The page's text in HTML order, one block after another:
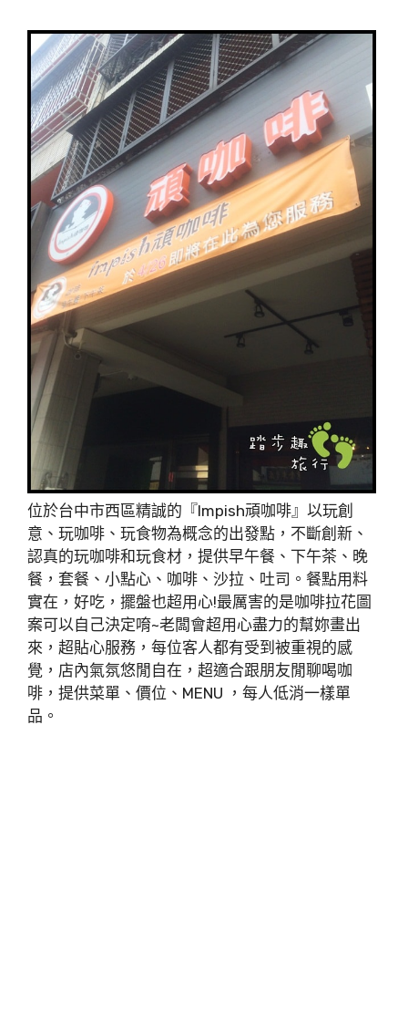
位於台中市西區精誠的『Impish頑咖啡』以玩創
意、玩咖啡、玩食物為概念的出發點，不斷創新、
認真的玩咖啡和玩食材，提供早午餐、下午茶、晚
餐，套餐、小點心、咖啡、沙拉、吐司。餐點用料
實在，好吃，擺盤也超用心!最厲害的是咖啡拉花圖
案可以自己決定唷~老闆會超用心盡力的幫妳畫出
來，超貼心服務，每位客人都有受到被重視的感
覺，店內氣氛悠閒自在，超適合跟朋友閒聊喝咖
啡，提供菜單、價位、MENU ，每人低消一樣單
品。